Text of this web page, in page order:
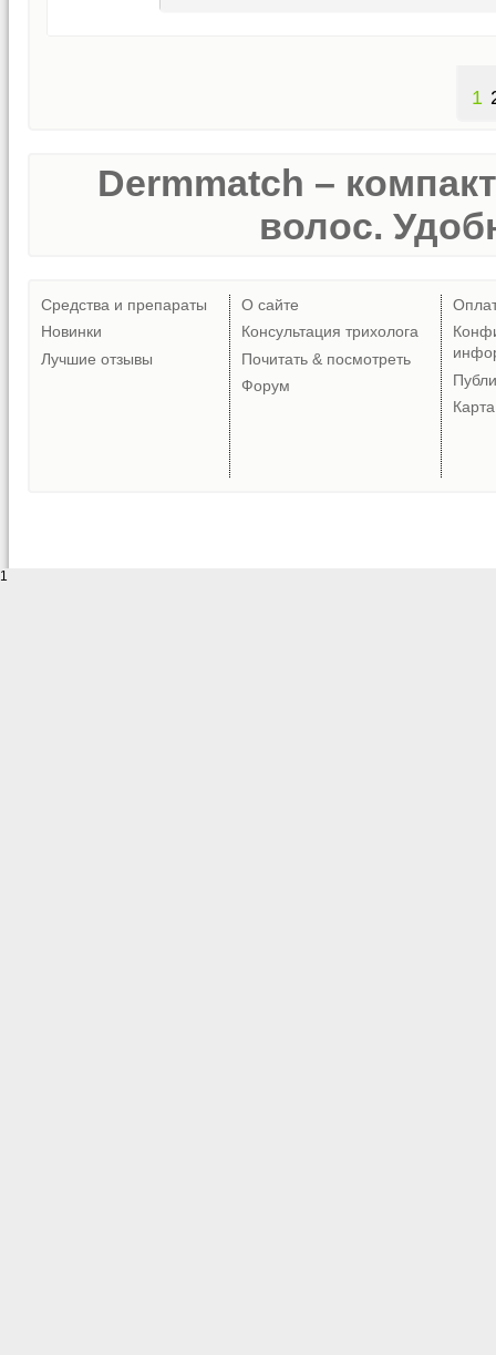
1
Dermmatch –
волос.
Средства и препараты
Новинки
Лучшие отзывы
О сайте
Консультация трихолога
Почитать & посмотреть
Форум
1